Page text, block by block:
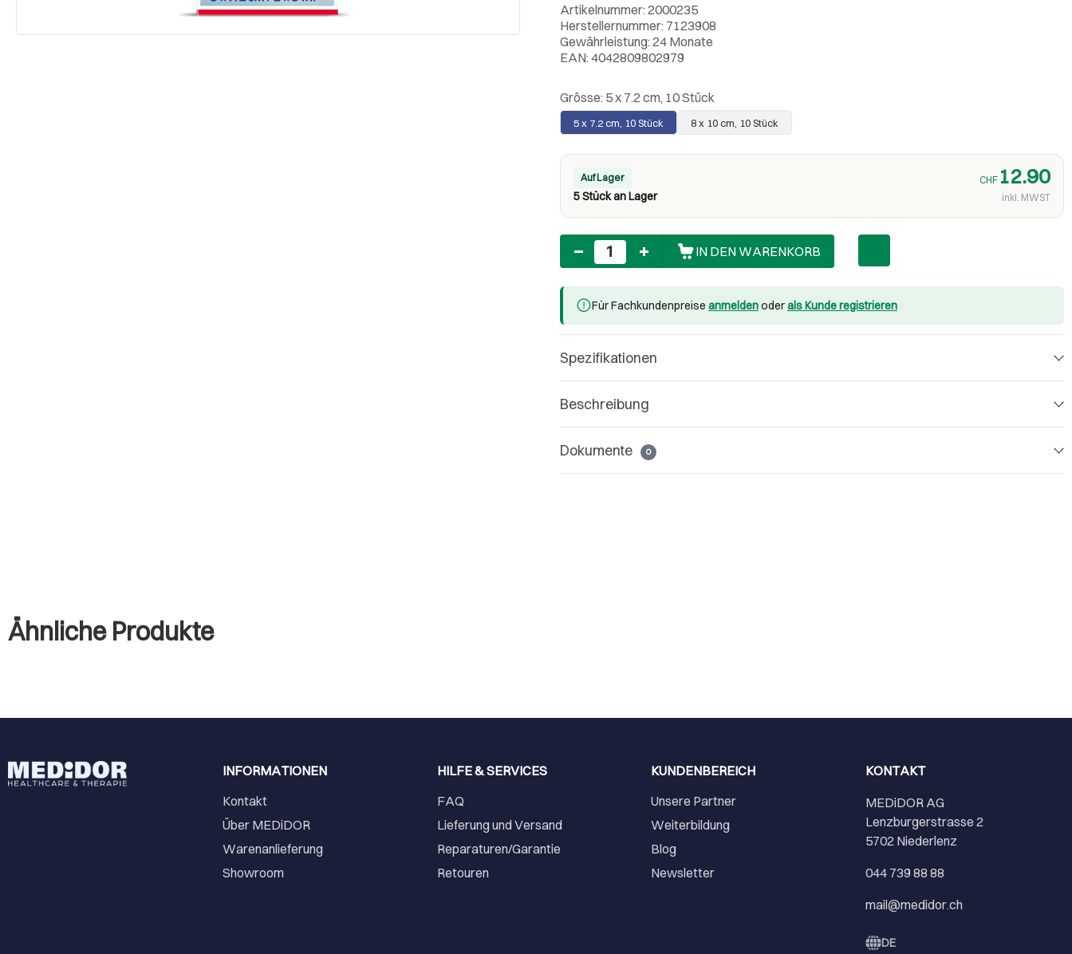
Artikelnummer: 2000235
Herstellernummer: 7123908
Gewährleistung: 24 Monate
EAN: 4042809802979
Grösse: 5 x 7.2 cm, 10 Stück
5 x 7.2 cm, 10 Stück 8 x 10 cm, 10 Stück
Auf Lager
5 Stück an Lager
CHF 12.90
inkl. MWST
Anzahl
IN DEN WARENKORB
Für Fachkundenpreise anmeldenoderals Kunde registrieren
Spezifikationen
Beschreibung
Dokumente 0
Ähnliche Produkte
INFORMATIONEN
Kontakt
Über MEDiDOR
Warenanlieferung
Showroom
HILFE & SERVICES
FAQ
Lieferung und Versand
Reparaturen/Garantie
Retouren
KUNDENBEREICH
Unsere Partner
Weiterbildung
Blog
Newsletter
KONTAKT
MEDiDOR AG
Lenzburgerstrasse 2
5702 Niederlenz
044 739 88 88
mail@medidor.ch
DE